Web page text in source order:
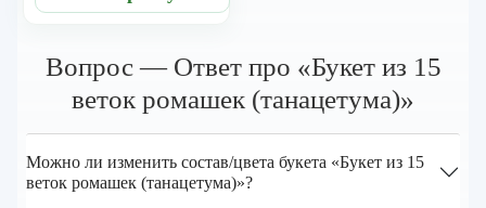
Вопрос — Ответ про «Букет из 15
веток ромашек (танацетума)»
Можно ли изменить состав/цвета букета «Букет из 15
веток ромашек (танацетума)»?